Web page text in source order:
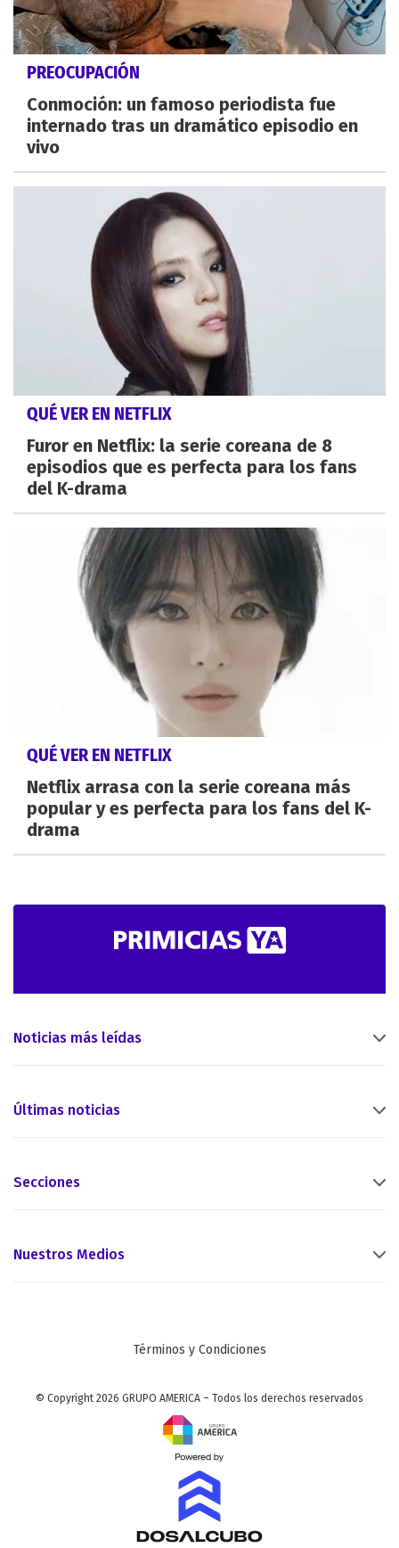
PREOCUPACIÓN
Conmoción: un famoso periodista fue
internado tras un dramático episodio en
vivo
QUÉ VER EN NETFLIX
Furor en Netflix: la serie coreana de 8
episodios que es perfecta para los fans
del K-drama
QUÉ VER EN NETFLIX
Netflix arrasa con la serie coreana más
popular y es perfecta para los fans del K-
drama
Noticias más leídas
Últimas noticias
Secciones
Nuestros Medios
Términos y Condiciones
© Copyright 2026 GRUPO AMERICA – Todos los derechos reservados